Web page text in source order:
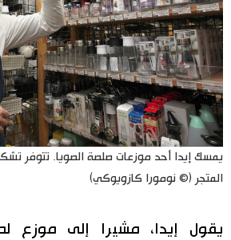
يمسك إيدا أحد موزعات صلصة الصويا. تتوفر
المتجر (© نومورا كازويوكي)
يقول إيدا، مشيرا إلى موزع